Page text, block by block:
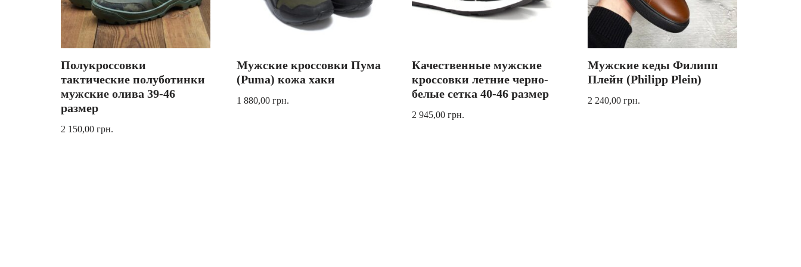
Полукроссовки
тактические полуботинки
мужские олива 39-46
размер
2 150,00 грн.
Мужские кроссовки Пума
(Puma) кожа хаки
1 880,00 грн.
Качественные мужские
кроссовки летние черно-
белые сетка 40-46 размер
2 945,00грн.
Мужские кеды Филипп
Плейн (Philipp Plein)
2 240,00грн.